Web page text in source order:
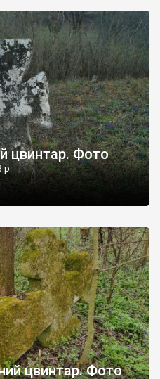
колії у траві – […]
цвинтар. Фото
р.
цвинтар. Фото